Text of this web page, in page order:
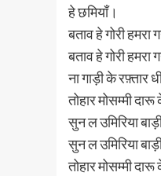
हे छमियाँ।
बताव हे गोरी हमरा
बताव हे गोरी हमरा
ना गाड़ी के रफ़्तार
तोहार मोसम्मी
सुन ल उमिरिया
सुन ल उमिरिया
तोहार मोसम्मी